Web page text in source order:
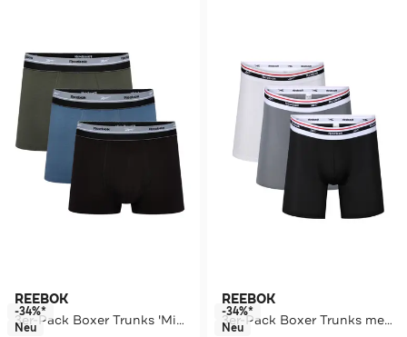
REEBOK
3er-Pack Boxer Trunks 'Mika' mehrfarbig
-34%*
Neu
REEBOK
3er-Pack Boxer Trunks mehrfarbig
-34%*
Neu